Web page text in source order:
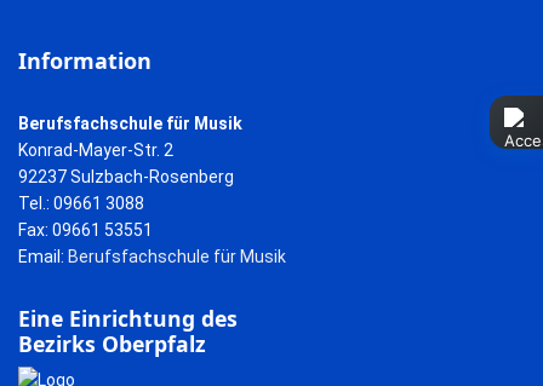
Information
Berufsfachschule für Musik
Konrad-Mayer-Str. 2
92237 Sulzbach-Rosenberg
Tel.: 09661 3088
Fax: 09661 53551
Email: Berufsfachschule für Musik
Eine Einrichtung des
Bezirks Oberpfalz